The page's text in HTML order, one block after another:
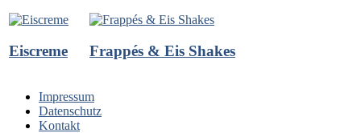
Eiscreme Frappés & Eis Shakes
Impressum
Datenschutz
Kontakt